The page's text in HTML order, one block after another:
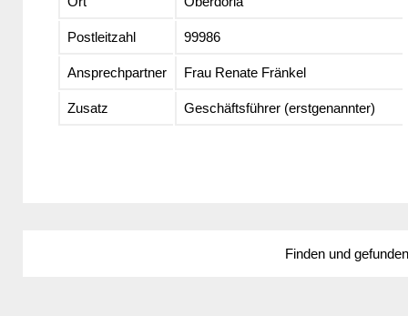
Postleitzahl 99986
Ansprechpartner Frau Renate Fränkel
Zusatz Geschäftsführer (erstgenannter)
Finden und